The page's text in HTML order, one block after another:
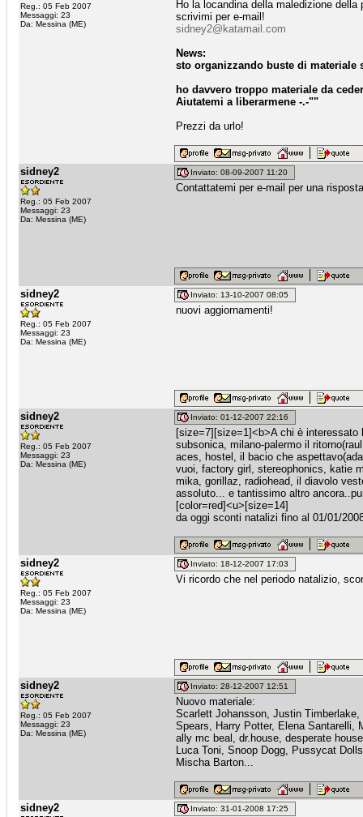
Reg.: 05 Feb 2007
Messaggi: 23
Da: Messina (ME)
Ho la locandina della maledizione
scrivimi per e-mail!
sidney2@katamail.com
News:
sto organizzando buste di
ho davvero troppo materiale da
Aiutatemi a liberarmene -.-""
Prezzi da urlo!
sidney2
Reg.: 05 Feb 2007
Messaggi: 23
Da: Messina (ME)
Inviato: 08-09-2007 11:20
Contattatemi per e-mail per una
sidney2
Reg.: 05 Feb 2007
Messaggi: 23
Da: Messina (ME)
Inviato: 13-10-2007 08:05
nuovi aggiornamenti!
sidney2
Reg.: 05 Feb 2007
Messaggi: 23
Da: Messina (ME)
Inviato: 01-12-2007 22:16
[size=7][size=1]<b>A chi è
subsonica, milano-palermo il
aces, hostel, il bacio che
vuoi, factory girl, stereophonics, katie
mika, gorillaz, radiohead, il diavolo
assoluto... e tantissimo altro
[color=red]<u>[size=14]
da oggi sconti natalizi fino al 01/01/
sidney2
Reg.: 05 Feb 2007
Messaggi: 23
Da: Messina (ME)
Inviato: 18-12-2007 17:03
Vi ricordo che nel periodo natalizio,
sidney2
Reg.: 05 Feb 2007
Messaggi: 23
Da: Messina (ME)
Inviato: 28-12-2007 12:51
Nuovo materiale:
Scarlett Johansson, Justin
Spears, Harry Potter, Elena Santarelli,
ally mc beal, dr.house, desperate
Luca Toni, Snoop Dogg, Pussycat
Mischa Barton...
sidney2 Inviato: 31-01-2008 17:25